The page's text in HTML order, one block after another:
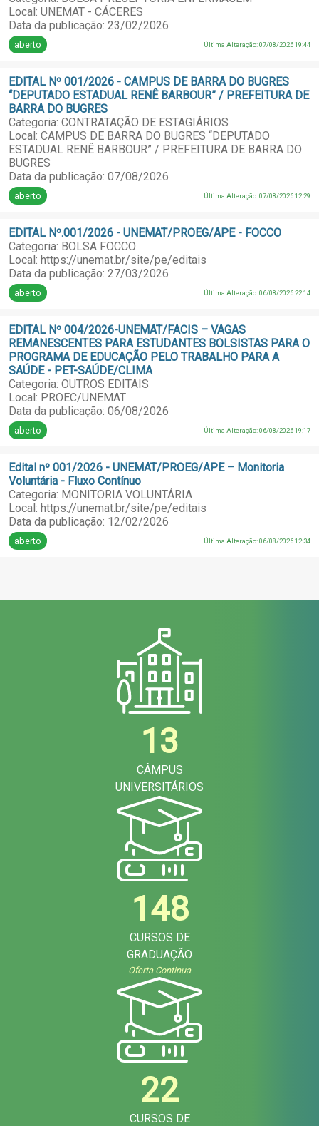
Local: UNEMAT - CÁCERES
Data da publicação: 23/02/2026
aberto Última Alteração: 07/08/2026 19:44
EDITAL Nº 001/2026 - CAMPUS DE BARRA DO BUGRES
“DEPUTADO ESTADUAL RENÊ BARBOUR” / PREFEITURA DE
BARRA DO BUGRES
Categoria: CONTRATAÇÃO DE ESTAGIÁRIOS
Local: CAMPUS DE BARRA DO BUGRES “DEPUTADO
ESTADUAL RENÊ BARBOUR” / PREFEITURA DE BARRA DO
BUGRES
Data da publicação: 07/08/2026
aberto Última Alteração: 07/08/2026 12:29
EDITAL Nº.001/2026 - UNEMAT/PROEG/APE - FOCCO
Categoria: BOLSA FOCCO
Local: https://unemat.br/site/pe/editais
Data da publicação: 27/03/2026
aberto Última Alteração: 06/08/2026 22:14
EDITAL Nº 004/2026-UNEMAT/FACIS – VAGAS
REMANESCENTES PARA ESTUDANTES BOLSISTAS PARA O
PROGRAMA DE EDUCAÇÃO PELO TRABALHO PARA A
SAÚDE - PET-SAÚDE/CLIMA
Categoria: OUTROS EDITAIS
Local: PROEC/UNEMAT
Data da publicação: 06/08/2026
aberto Última Alteração: 06/08/2026 19:17
Edital nº 001/2026 - UNEMAT/PROEG/APE – Monitoria
Voluntária - Fluxo Contínuo
Categoria: MONITORIA VOLUNTÁRIA
Local: https://unemat.br/site/pe/editais
Data da publicação: 12/02/2026
aberto Última Alteração: 06/08/2026 12:34
13
CÂMPUS
UNIVERSITÁRIOS
148
CURSOS DE
GRADUAÇÃO
Oferta Continua
22
CURSOS DE